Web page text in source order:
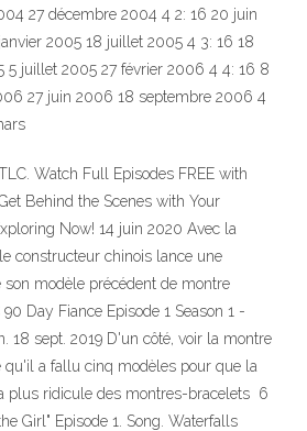
27 décembre 2004 4 2: 16 20 juin
2005 18 juillet 2005 4 3: 16 18
5 juillet 2005 27 février 2006 4 4: 16 8
27 juin 2006 18 septembre 2006 4
Watch Full Episodes FREE with
Behind the Scenes with Your
Now! 14 juin 2020 Avec la
constructeur chinois lance une
modèle précédent de montre
Day Fiance Episode 1 Season 1 -
18 sept. 2019 D'un côté, voir la montre
qu'il a fallu cinq modèles pour que la
plus ridicule des montres-bracelets 6
Girl" Episode 1. Song. Waterfalls